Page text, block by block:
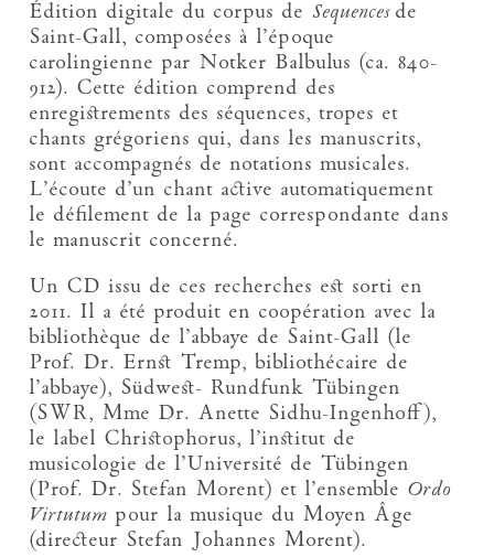
Édition digitale du corpus de Sequences de
Saint-Gall, composées à l’époque
carolingienne par Notker Balbulus (ca. 840-
912). Cette édition comprend des
enregistrements des séquences, tropes et
chants grégoriens qui, dans les manuscrits,
sont accompagnés de notations musicales.
L’écoute d’un chant active automatiquement
le défilement de la page correspondante dans
le manuscrit concerné.
Un CD issu de ces recherches est sorti en
2011. Il a été produit en coopération avec la
bibliothèque de l’abbaye de Saint-Gall (le
Prof. Dr. Ernst Tremp, bibliothécaire de
l’abbaye), Südwest- Rundfunk Tübingen
(SWR, Mme Dr. Anette Sidhu-Ingenhoff),
le label Christophorus, l’institut de
musicologie de l’Université de Tübingen
(Prof. Dr. Stefan Morent) et l’ensemble Ordo
Virtutum pour la musique du Moyen Âge
(directeur Stefan Johannes Morent).